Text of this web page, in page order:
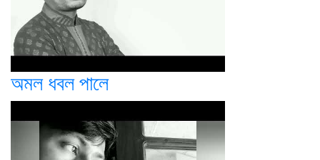
অমল ধবল পালে